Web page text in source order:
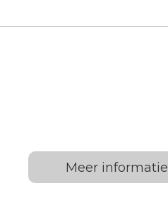
Meer informatie